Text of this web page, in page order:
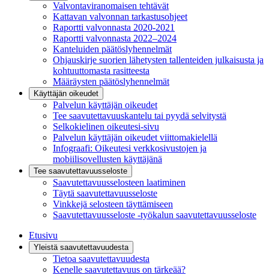
Valvontaviranomaisen tehtävät
Kattavan valvonnan tarkastusohjeet
Raportti valvonnasta 2020-2021
Raportti valvonnasta 2022–2024
Kanteluiden päätöslyhennelmät
Ohjauskirje suorien lähetysten tallenteiden julkaisusta ja
kohtuuttomasta rasitteesta
Määräysten päätöslyhennelmät
Käyttäjän oikeudet
Palvelun käyttäjän oikeudet
Tee saavutettavuuskantelu tai pyydä selvitystä
Selkokielinen oikeutesi-sivu
Palvelun käyttäjän oikeudet viittomakielellä
Infograafi: Oikeutesi verkkosivustojen ja
mobiilisovellusten käyttäjänä
Tee saavutettavuusseloste
Saavutettavuus­selosteen laatiminen
Täytä saavutettavuusseloste
Vinkkejä selosteen täyttämiseen
Saavutettavuusseloste -työkalun saavutettavuusseloste
Etusivu
Yleistä saavutettavuudesta
Tietoa saavutettavuudesta
Kenelle saavutettavuus on tärkeää?